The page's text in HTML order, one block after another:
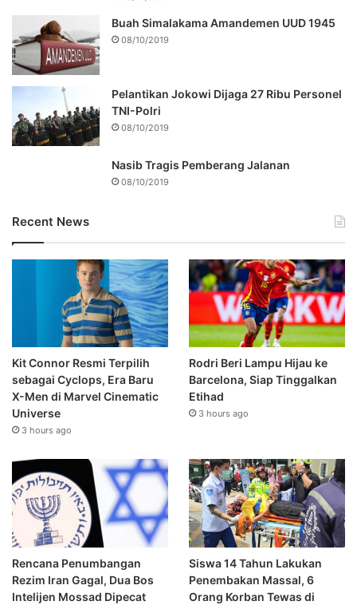
Buah Simalakama Amandemen UUD 1945
08/10/2019
Pelantikan Jokowi Dijaga 27 Ribu Personel
TNI-Polri
08/10/2019
Nasib Tragis Pemberang Jalanan
08/10/2019
Recent News
Kit Connor Resmi Terpilih
sebagai Cyclops, Era Baru
X-Men di Marvel Cinematic
Universe
3 hours ago
Rodri Beri Lampu Hijau ke
Barcelona, Siap Tinggalkan
Etihad
3 hours ago
Rencana Penumbangan
Rezim Iran Gagal, Dua Bos
Intelijen Mossad Dipecat
Siswa 14 Tahun Lakukan
Penembakan Massal, 6
Orang Korban Tewas di